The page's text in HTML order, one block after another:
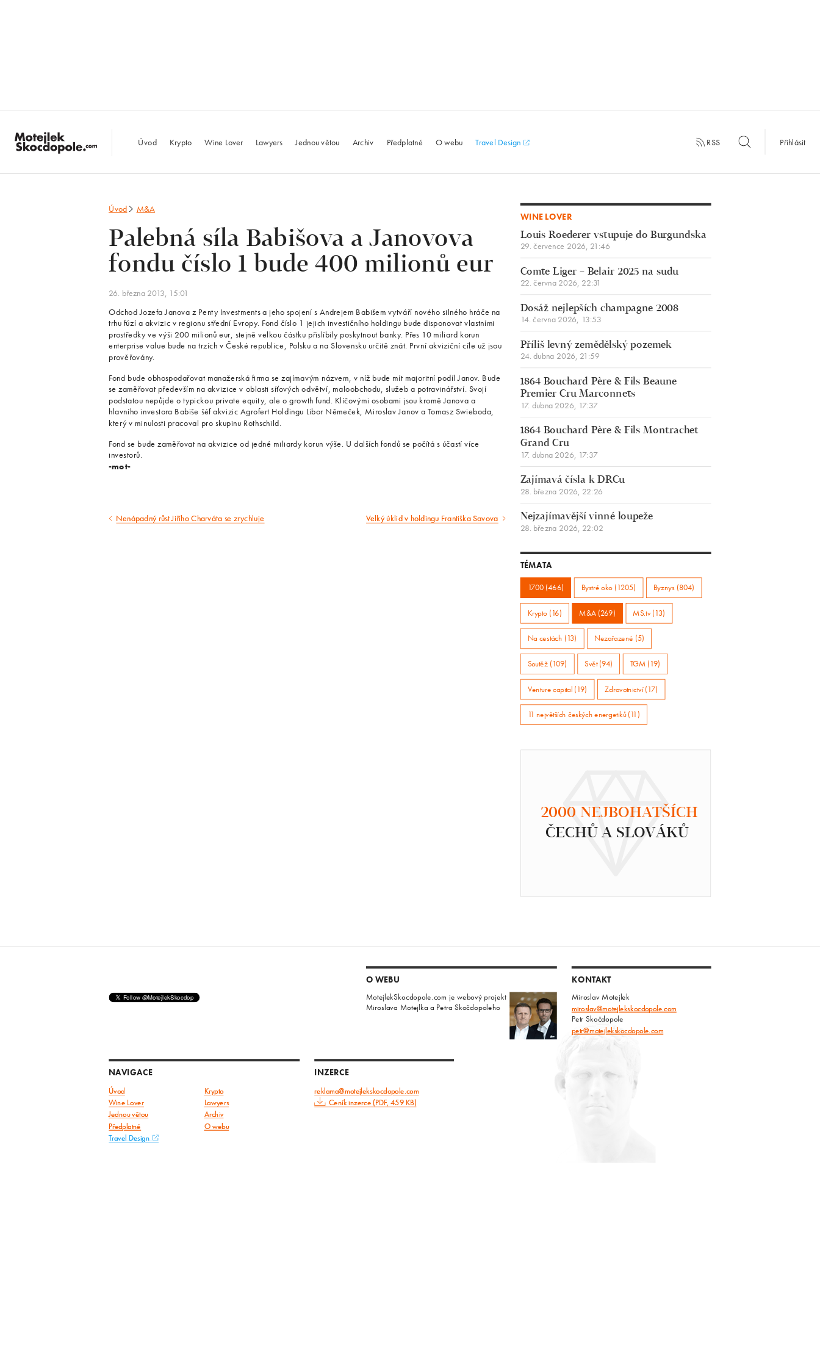
MotejlekSkocdopole.com
Úvod Krypto Wine Lover Lawyers Jednou větou Archiv Předplatné O webu Travel Design RSS Přihlásit
Úvod M&A
Palebná síla Babišova a Janovova
fondu číslo 1 bude 400 milionů eur
26. března 2013, 15:01
Odchod Jozefa Janova z Penty Investments a jeho spojení s Andrejem Babišem vytváří nového silného hráče na
trhu fúzí a akvizic v regionu střední Evropy. Fond číslo 1 jejich investičního holdingu bude disponovat vlastními
prostředky ve výši 200 milionů eur, stejně velkou částku přislíbily poskytnout banky. Přes 10 miliard korun
enterprise value bude na trzích v České republice, Polsku a na Slovensku určitě znát. První akviziční cíle už jsou
prověřovány.
Fond bude obhospodařovat manažerská firma se zajímavým názvem, v níž bude mít majoritní podíl Janov. Bude
se zaměřovat především na akvizice v oblasti síťových odvětví, maloobchodu, služeb a potravinářství. Svojí
podstatou nepůjde o typickou private equity, ale o growth fund. Klíčovými osobami jsou kromě Janova a
hlavního investora Babiše šéf akvizic Agrofert Holdingu Libor Němeček, Miroslav Janov a Tomasz Swieboda,
který v minulosti pracoval pro skupinu Rothschild.
Fond se bude zaměřovat na akvizice od jedné miliardy korun výše. U dalších fondů se počítá s účastí více
investorů.
-mot-
Předcházející
Nenápadný růst Jiřího Charváta se zrychluje
NásledujícíVelký úklid v holdingu Františka Savova
WINE LOVER
Louis Roederer vstupuje do Burgundska
29. července 2026, 21:46
Comte Liger – Belair 2025 na sudu
22. června 2026, 22:31
Dosáž nejlepších champagne 2008
14. června 2026, 13:53
Příliš levný zemědělský pozemek
24. dubna 2026, 21:59
1864 Bouchard Père & Fils Beaune
Premier Cru Marconnets
17. dubna 2026, 17:37
1864 Bouchard Père & Fils Montrachet
Grand Cru
17. dubna 2026, 17:37
Zajímavá čísla k DRCu
28. března 2026, 22:26
Nejzajímavější vinné loupeže
28. března 2026, 22:02
TÉMATA
1700 (466) Bystré oko (1205) Byznys (804)
Krypto (16) M&A (269) MS.tv (13)
Na cestách (13) Nezařazené (5)
Soutěž (109) Svět (94) TGM (19)
Venture capital (19) Zdravotnictví (17)
11 největších českých energetiků (11)
2000 NEJBOHATŠÍCH
ČECHŮ A SLOVÁKŮ
O WEBU
MotejlekSkocdopole.com je webový projekt
Miroslava Motejlka a Petra Skočdopoleho
KONTAKT
Miroslav Motejlek
miroslav@motejlekskocdopole.com
Petr Skočdopole
petr@motejlekskocdopole.com
NAVIGACE
Úvod Krypto
Wine Lover
Lawyers
Jednou větou
Archiv
Předplatné O webu
Travel Design
INZERCE
reklama@motejlekskocdopole.com
Ceník inzerce (PDF, 459 KB)